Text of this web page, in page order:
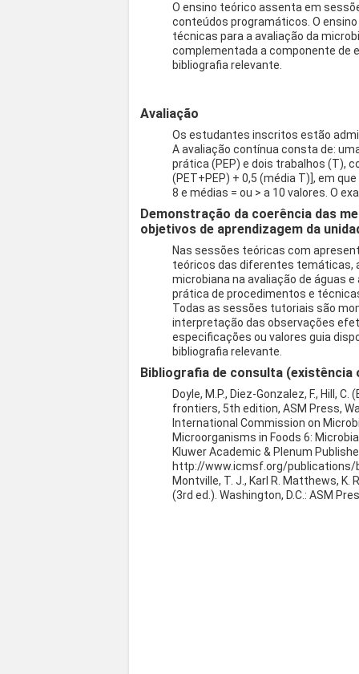
O ensino teórico assenta em
conteúdos programáticos. O
técnicas para a avaliação da
complementada a componente de
bibliografia relevante.
Avaliação
Os estudantes inscritos estão
A avaliação contínua consta de:
prática (PEP) e dois trabalhos (T),
(PET+PEP) + 0,5 (média T)], em
8 e médias = ou > a 10 valores. O
Demonstração da coerência das
objetivos de aprendizagem da
Nas sessões teóricas com
teóricos das diferentes temáticas,
microbiana na avaliação de águas
prática de procedimentos e
Todas as sessões tutoriais são
interpretação das observações
especificações ou valores guia
bibliografia relevante.
Bibliografia de consulta
Doyle, M.P., Diez-Gonzalez, F., Hill,
frontiers, 5th edition, ASM Press,
International Commission on
Microorganisms in Foods 6:
Kluwer Academic & Plenum
http://www.icmsf.org/publications/
Montville, T. J., Karl R. Matthews, K.
(3rd ed.). Washington, D.C.: ASM